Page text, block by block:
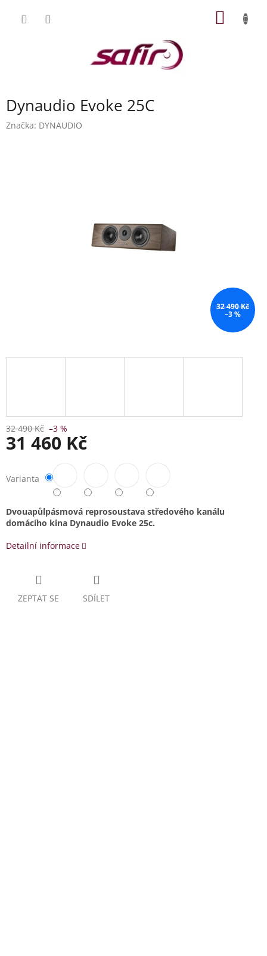
Dynaudio Evoke 25C
Značka: DYNAUDIO
32 490 Kč
–3 %
32 490 Kč –3 %
31 460 Kč
cena:
Varianta
Dvouapůlpásmová reprosoustava středového kanálu
domácího kina Dynaudio Evoke 25c.
Detailní informace
ZEPTAT SE SDÍLET